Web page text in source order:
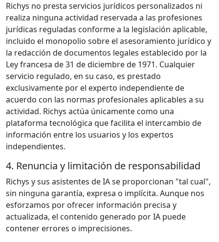
Richys no presta servicios jurídicos personalizados ni
realiza ninguna actividad reservada a las profesiones
jurídicas reguladas conforme a la legislación aplicable,
incluido el monopolio sobre el asesoramiento jurídico y
la redacción de documentos legales establecido por la
Ley francesa de 31 de diciembre de 1971. Cualquier
servicio regulado, en su caso, es prestado
exclusivamente por el experto independiente de
acuerdo con las normas profesionales aplicables a su
actividad. Richys actúa únicamente como una
plataforma tecnológica que facilita el intercambio de
información entre los usuarios y los expertos
independientes.
4. Renuncia y limitación de responsabilidad
Richys y sus asistentes de IA se proporcionan "tal cual",
sin ninguna garantía, expresa o implícita. Aunque nos
esforzamos por ofrecer información precisa y
actualizada, el contenido generado por IA puede
contener errores o imprecisiones.